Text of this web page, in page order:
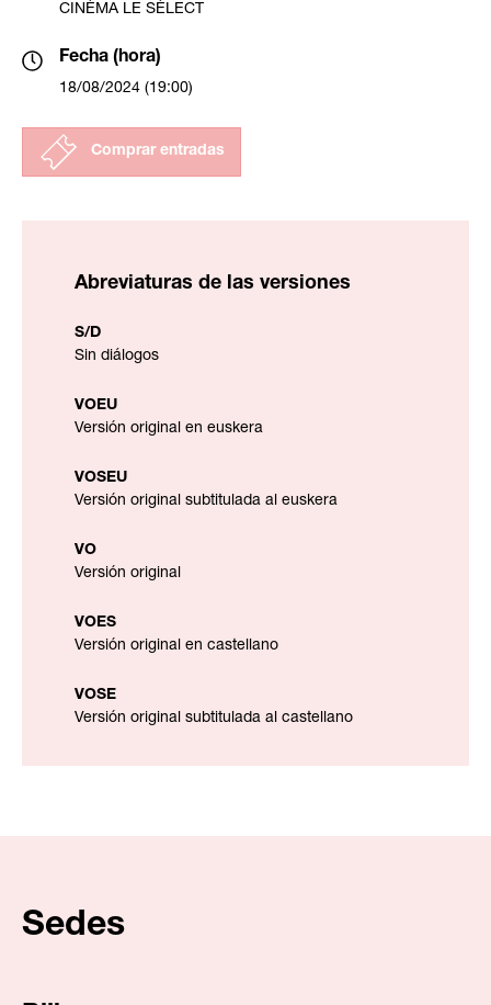
CINÉMA LE SÉLECT
Fecha (hora)
18/08/2024 (19:00)
Comprar entradas
Abreviaturas de las versiones
S/D
Sin diálogos
VOEU
Versión original en euskera
VOSEU
Versión original subtitulada al euskera
VO
Versión original
VOES
Versión original en castellano
VOSE
Versión original subtitulada al castellano
Sedes